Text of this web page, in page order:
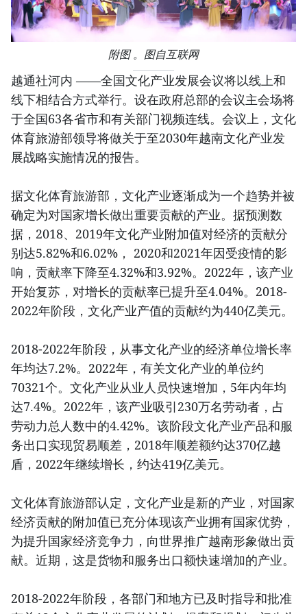
附图 。图自互联网
越通社河内 ——全国文化产业发展会议将以线上和
线下相结合方式举行。设在政府总部的会议主会场将
于全国63各省市和有关部门视频连线。会议上，文化
体育旅游部领导将做关于至2030年越南文化产业发
展战略实施情况的报告。
据文化体育旅游部，文化产业逐渐成为一个趋势并被
确定为对国家增长做出重要贡献的产业。据预测数
据，2018、2019年文化产业附加值对经济的贡献分
别达5.82%和6.02%， 2020和2021年因受疫情的影
响，贡献率下降至4.32%和3.92%。2022年，该产业
开始复苏，对增长的贡献率已提升至4.04%。2018-
2022年阶段，文化产业产值的贡献约为440亿美元。
2018-2022年阶段，从事文化产业的经济单位增长率
年均达7.2%。2022年，有关文化产业的单位约
70321个。文化产业从业人员快速增加，5年内年均
达7.4%。2022年，该产业吸引230万名劳动者，占
劳动力总人数中的4.42%。该阶段文化产业产品和服
务出口实现贸易顺差，2018年顺差额约达370亿越
盾，2022年继续增长，约达419亿美元。
文化体育旅游部认定，文化产业是新的产业，对国家
经济贡献的附加值已充分体现该产业拥有国家优势，
为提升国家经济竞争力，向世界推广越南形象做出贡
献。近期，这是货物和服务出口额快速增加的产业。
2018-2022年阶段，各部门和地方已及时指导和批准